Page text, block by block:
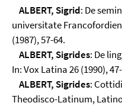
ALBERT, Sigrid: De
universitate
(1987), 57-64.
ALBERT, Sigrides: De
In: Vox Latina 26 (1990),
ALBERT, Sigrides:
Theodisco-Latinum,